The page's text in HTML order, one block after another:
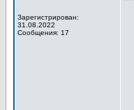
Зарегистрирован:
31.08.2022
Сообщения: 17